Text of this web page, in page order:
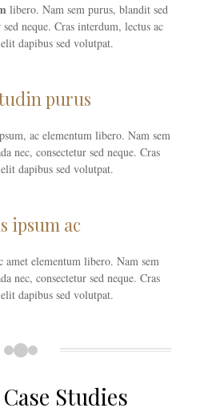
libero. Nam sem purus, blandit sed
neque. Cras interdum, lectus ac
dapibus sed volutpat.
purus
ac elementum libero. Nam sem
nec, consectetur sed neque. Cras
dapibus sed volutpat.
ipsum ac
amet elementum libero. Nam sem
nec, consectetur sed neque. Cras
dapibus sed volutpat.
Studies